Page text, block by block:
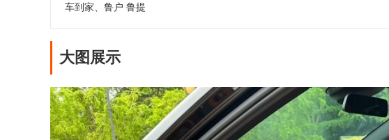
车到家、鲁户 鲁提
大图展示